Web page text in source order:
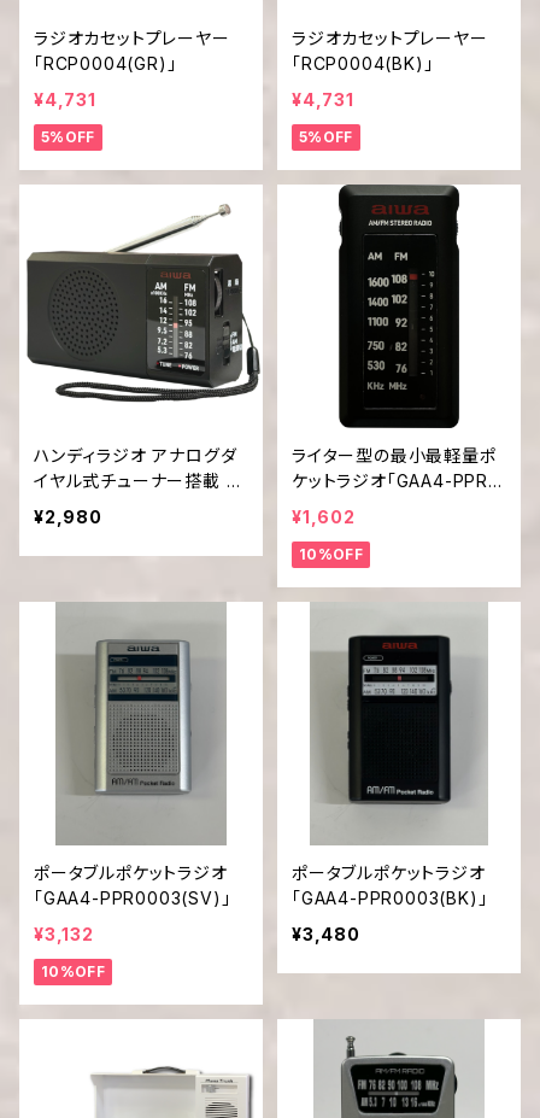
ラジオカセットプレーヤー
「RCP0004(GR)」
¥4,731
5%OFF
ラジオカセットプレーヤー
「RCP0004(BK)」
¥4,731
5%OFF
ハンディラジオ アナログダ
イヤル式チューナー搭載 電
池式「GAA4-PPR0005」
¥2,980
ライター型の最小最軽量ポ
ケットラジオ「GAA4-PPR0
004(BK)」
¥1,602
10%OFF
ポータブルポケットラジオ
「GAA4-PPR0003(SV)」
¥3,132
10%OFF
ポータブルポケットラジオ
「GAA4-PPR0003(BK)」
¥3,480